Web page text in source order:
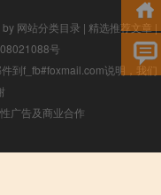
网站分类目录 | 精选推荐文章 |
号
到f_fb#foxmail.com说明，我们
广告及商业合作